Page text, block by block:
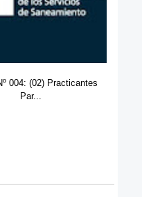
Nº 06: Practicante de
Ingeni...